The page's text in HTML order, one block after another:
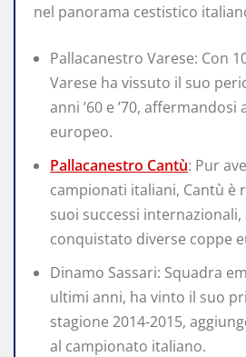
nel panorama cestistico
Pallacanestro Varese: Con
Varese ha vissuto il suo
anni ’60 e ’70, affermandosi
europeo.
Pallacanestro Cantù: Pur
campionati italiani, Cantù è
suoi successi internazionali,
conquistato diverse coppe
Dinamo Sassari: Squadra
ultimi anni, ha vinto il suo
stagione 2014-2015,
al campionato italiano.